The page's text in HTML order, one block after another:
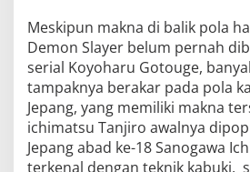
Meskipun makna di balik pola
Demon Slayer belum pernah
serial Koyoharu Gotouge,
tampaknya berakar pada pola
Jepang, yang memiliki makna
ichimatsu Tanjiro awalnya
Jepang abad ke-18 Sanogawa
terkenal dengan teknik kabuki,